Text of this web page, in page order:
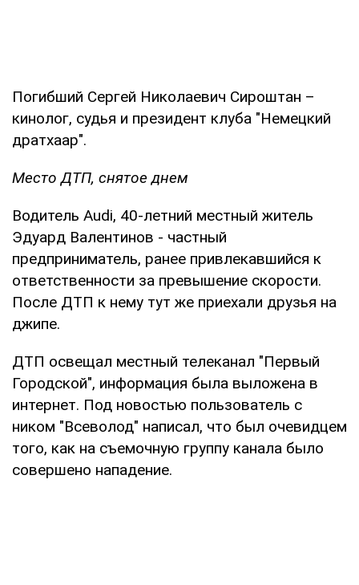
Погибший Сергей Николаевич Сироштан –
кинолог, судья и президент клуба "Немецкий
дратхаар".
Место ДТП, снятое днем
Водитель Audi, 40-летний местный житель
Эдуард Валентинов - частный
предприниматель, ранее привлекавшийся к
ответственности за превышение скорости.
После ДТП к нему тут же приехали друзья на
джипе.
ДТП освещал местный телеканал "Первый
Городской", информация была выложена в
интернет. Под новостью пользователь с
ником "Всеволод" написал, что был очевидцем
того, как на съемочную группу канала было
совершено нападение.